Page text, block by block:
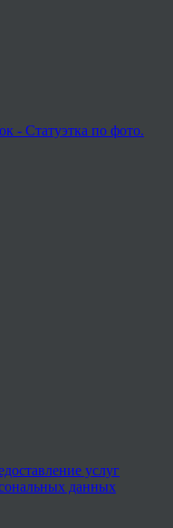
- Статуэтка по фото.
услуг
данных